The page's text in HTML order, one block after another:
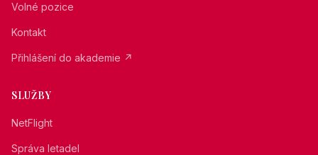
Volné pozice
Kontakt
Přihlášení do akademie ↗
SLUŽBY
NetFlight
Správa letadel